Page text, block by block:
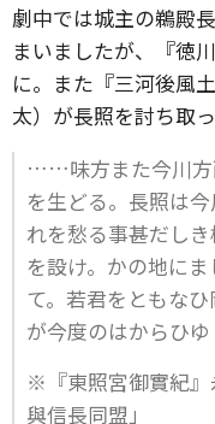
劇中では城主の鵜殿
まいましたが、『徳
に。また『三河後風
太）が長照を討ち取
……味方また今川方
を生どる。長照は
れを愁る事甚だし
を設け。かの地に
て。若君をともな
が今度のはからひ
※『東照宮御實紀』
與信長同盟」